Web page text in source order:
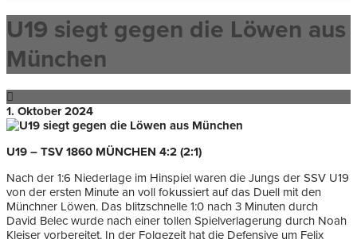
U19 siegt gegen die Löwen aus
München
1. Oktober 2024
U19 – TSV 1860 MÜNCHEN 4:2 (2:1)
Nach der 1:6 Niederlage im Hinspiel waren die Jungs der SSV U19
von der ersten Minute an voll fokussiert auf das Duell mit den
Münchner Löwen. Das blitzschnelle 1:0 nach 3 Minuten durch
David Belec wurde nach einer tollen Spielverlagerung durch Noah
Kleiser vorbereitet. In der Folgezeit hat die Defensive um Felix